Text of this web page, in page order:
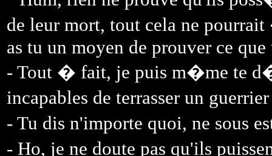
de leur mort, tout cela ne
as tu un moyen de prouver ce que
- Tout � fait, je puis m�me te
incapables de terrasser un
- Tu dis n'importe quoi, ne sous
- Ho, je ne doute pas qu'ils